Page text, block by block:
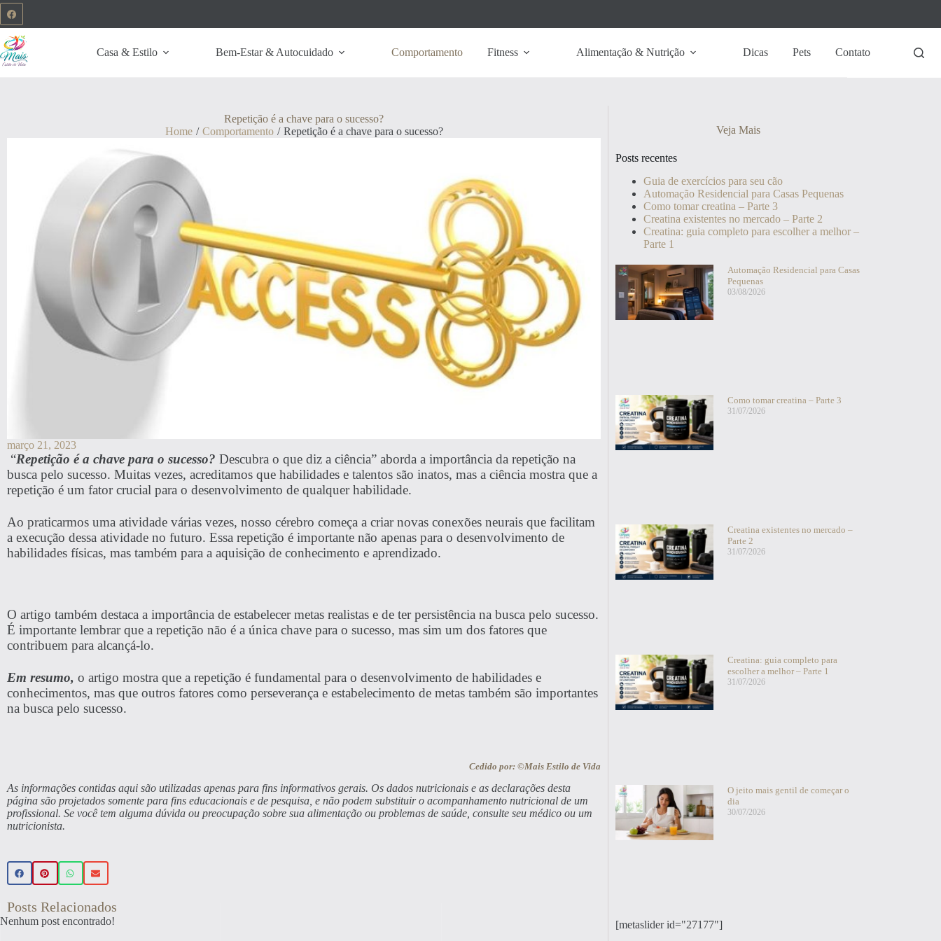
Casa & Estilo Bem-Estar & Autocuidado Comportamento Fitness Alimentação & Nutrição Dicas Pets Contato
Repetição é a chave para o sucesso?
Home / Comportamento / Repetição é a chave para o sucesso?
março 21, 2023
“Repetição é a chave para o sucesso? Descubra o que diz a ciência” aborda a importância da repetição na
busca pelo sucesso. Muitas vezes, acreditamos que habilidades e talentos são inatos, mas a ciência mostra que a
repetição é um fator crucial para o desenvolvimento de qualquer habilidade.
Ao praticarmos uma atividade várias vezes, nosso cérebro começa a criar novas conexões neurais que facilitam
a execução dessa atividade no futuro. Essa repetição é importante não apenas para o desenvolvimento de
habilidades físicas, mas também para a aquisição de conhecimento e aprendizado.
O artigo também destaca a importância de estabelecer metas realistas e de ter persistência na busca pelo sucesso.
É importante lembrar que a repetição não é a única chave para o sucesso, mas sim um dos fatores que
contribuem para alcançá-lo.
Em resumo, o artigo mostra que a repetição é fundamental para o desenvolvimento de habilidades e
conhecimentos, mas que outros fatores como perseverança e estabelecimento de metas também são importantes
na busca pelo sucesso.
Cedido por: ©Mais Estilo de Vida
As informações contidas aqui são utilizadas apenas para fins informativos gerais. Os dados nutricionais e as declarações desta
página são projetados somente para fins educacionais e de pesquisa, e não podem substituir o acompanhamento nutricional de um
profissional. Se você tem alguma dúvida ou preocupação sobre sua alimentação ou problemas de saúde, consulte seu médico ou um
nutricionista.
Posts Relacionados
Nenhum post encontrado!
Veja Mais
Posts recentes
Guia de exercícios para seu cão
Automação Residencial para Casas Pequenas
Como tomar creatina – Parte 3
Creatina existentes no mercado – Parte 2
Creatina: guia completo para escolher a melhor –
Parte 1
Automação Residencial para Casas
Pequenas
03/08/2026
Como tomar creatina – Parte 3
31/07/2026
Creatina existentes no mercado –
Parte 2
31/07/2026
Creatina: guia completo para
escolher a melhor – Parte 1
31/07/2026
O jeito mais gentil de começar o
dia
30/07/2026
[metaslider id="27177"]